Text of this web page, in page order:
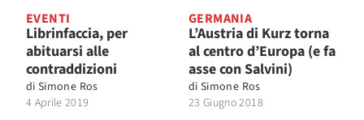
EVENTI
Librinfaccia, per
abituarsi alle
contraddizioni
di Simone Ros
4 Aprile 2019
GERMANIA
L’Austria di Kurz torna
al centro d’Europa (e fa
asse con Salvini)
di Simone Ros
23 Giugno 2018